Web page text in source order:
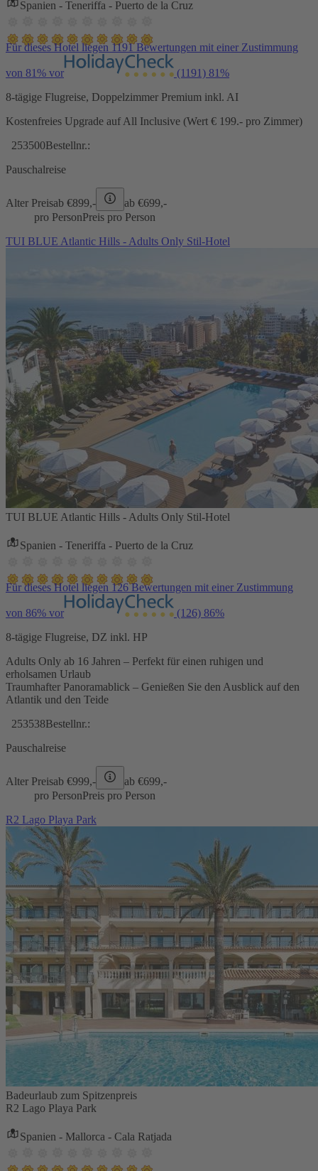
Spanien - Teneriffa - Puerto de la Cruz
Für dieses Hotel liegen 1191 Bewertungen mit einer Zustimmung
von 81% vor (1191) 81%
8-tägige Flugreise, Doppelzimmer Premium inkl. AI
Kostenfreies Upgrade auf All Inclusive (Wert € 199.- pro Zimmer)
253500Bestellnr.:
Pauschalreise
Alter Preisab €899,- ab €699,-
pro PersonPreis pro Person
TUI BLUE Atlantic Hills - Adults Only Stil-Hotel
TUI BLUE Atlantic Hills - Adults Only Stil-Hotel
Spanien - Teneriffa - Puerto de la Cruz
Für dieses Hotel liegen 126 Bewertungen mit einer Zustimmung
von 86% vor (126) 86%
8-tägige Flugreise, DZ inkl. HP
Adults Only ab 16 Jahren – Perfekt für einen ruhigen und
erholsamen Urlaub
Traumhafter Panoramablick – Genießen Sie den Ausblick auf den
Atlantik und den Teide
253538Bestellnr.:
Pauschalreise
Alter Preisab €999,- ab €699,-
pro PersonPreis pro Person
R2 Lago Playa Park
Badeurlaub zum Spitzenpreis
R2 Lago Playa Park
Spanien - Mallorca - Cala Ratjada